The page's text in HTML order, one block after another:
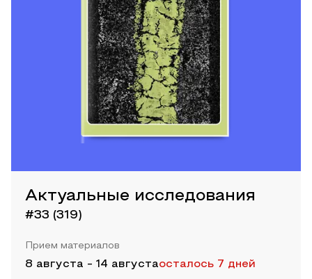
Актуальные исследования
#33 (319)
Прием материалов
8 августа - 14 августаосталось 7 дней